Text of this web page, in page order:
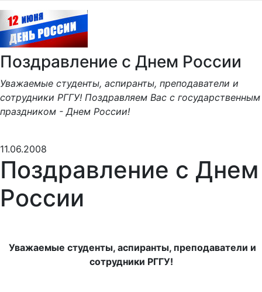
Поздравление с Днем России
Уважаемые студенты, аспиранты, преподаватели и
сотрудники РГГУ! Поздравляем Вас с государственным
праздником - Днем России!
11.06.2008
Поздравление с Днем
России
Уважаемые студенты, аспиранты, преподаватели и
сотрудники РГГУ!